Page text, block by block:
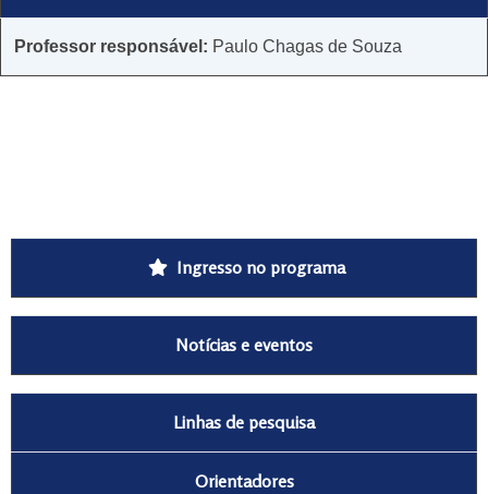
​​Professor responsável: Paulo Chagas de Souza
Ingresso no programa
Notícias e eventos
Linhas de pesquisa
Orientadores